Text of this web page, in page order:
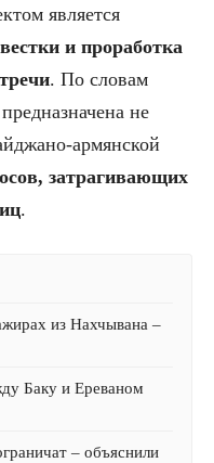
является
и проработка
. По словам
не
армянской
затрагивающих
.
из Нахчывана –
Баку и Ереваном
– объяснили